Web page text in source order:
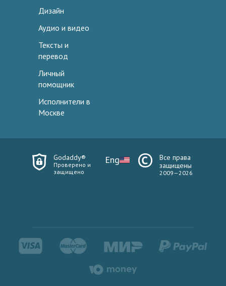
Дизайн
Аудио и видео
Тексты и
перевод
Личный
помощник
Исполнители в
Москве
Godaddy®
Проверено и
защищено
Eng
Все права
защищены
2009—2026